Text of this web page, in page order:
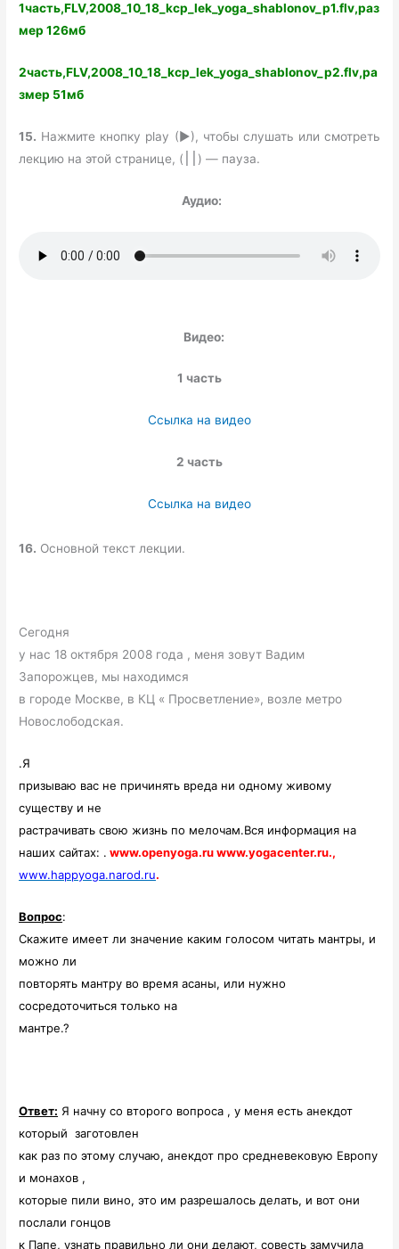
1часть,FLV,2008_10_18_kcp_lek_yoga_shablonov_p1.flv,раз
мер 126мб
2часть,FLV,2008_10_18_kcp_lek_yoga_shablonov_p2.flv,ра
змер 51мб
15. Нажмите кнопку play (►), чтобы слушать или смотреть
лекцию на этой странице, (
) — пауза.
Аудио:
Видео:
1 часть
Ссылка на видео
2 часть
Ссылка на видео
16. Основной текст лекции.
Сегодня
у нас 18 октября 2008 года , меня зовут Вадим
Запорожцев, мы находимся
в городе Москве, в КЦ « Просветление», возле метро
Новослободская.
.Я
призываю вас не причинять вреда ни одному живому
существу и не
растрачивать свою жизнь по мелочам.Вся информация на
наших сайтах: . www.openyoga.ru www.yogacenter.ru.,
www.happyoga.narod.ru.
Вопрос:
Скажите имеет ли значение каким голосом читать мантры, и
можно ли
повторять мантру во время асаны, или нужно
сосредоточиться только на
мантре.?
Ответ: Я начну со второго вопроса , у меня есть анекдот
который заготовлен
как раз по этому случаю, анекдот про средневековую Европу
и монахов ,
которые пили вино, это им разрешалось делать, и вот они
послали гонцов
к Папе, узнать правильно ли они делают, совесть замучила